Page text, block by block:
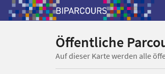
Öffentliche
Auf dieser Karte werden alle